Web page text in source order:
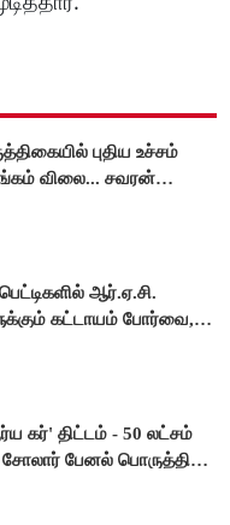
புதிய உச்சம்
விலை... சவரன்
ஐ கடந்து விற்பனை!
ஆர்.ஏ.சி.
கட்டாயம் போர்வை,
உத்தரவு!
கர்' திட்டம் - 50 லட்சம்
சோலார் பேனல் பொருத்தி
சாதனை!